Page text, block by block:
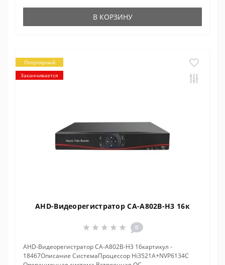
В КОРЗИНУ
Популярный
Заканчивается
AHD-Видеорегистратор CA-A802B-H3 16к
0
AHD-Видеорегистратор CA-A802B-H3 16картикул -
18467Описание СистемаПроцессор Hi3521A+NVP6134C